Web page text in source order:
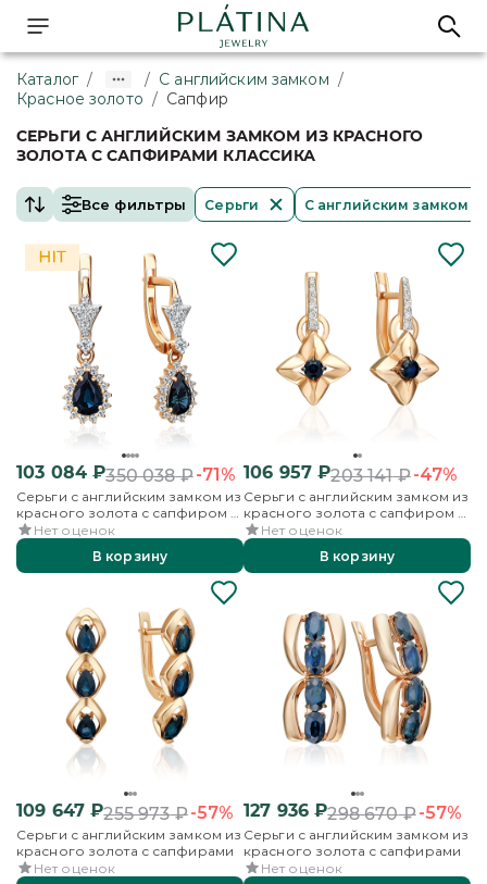
Каталог / / С английским замком /
Красное золото / Сапфир
СЕРЬГИ С АНГЛИЙСКИМ ЗАМКОМ ИЗ КРАСНОГО
ЗОЛОТА С САПФИРАМИ КЛАССИКА
Все фильтры Серьги С английским замком
103 084 ₽350 038₽-71%
Серьги с английским замком из
красного золота с сапфиром и
бриллиантами
Нет оценок
В корзину
106 957 ₽203 141₽-47%
Серьги с английским замком из
красного золота с сапфиром и
бриллиантами
Нет оценок
В корзину
109 647 ₽255 973₽-57%
Серьги с английским замком из
красного золота с сапфирами
Нет оценок
127 936 ₽298 670₽-57%
Серьги с английским замком из
красного золота с сапфирами
Нет оценок